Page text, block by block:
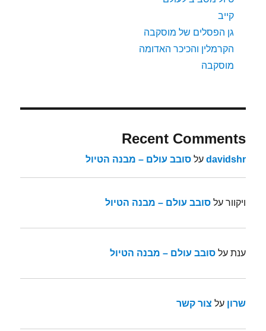
קייב
גן הפסלים של מוסקבה
הקרמלין והכיכר האדומה
מוסקבה
Recent Comments
davidshr עלסובב עולם – מבנה הטיול
ויקוור עלסובב עולם – מבנה הטיול
ענת עלסובב עולם – מבנה הטיול
שרון על צור קשר